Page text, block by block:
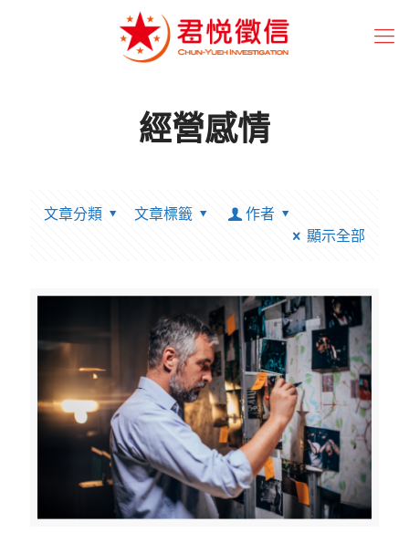
經營感情
文章分類 文章標籤
作者
顯示全部